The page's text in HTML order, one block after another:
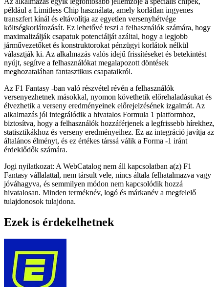
például a Limitless Chip használata, amely korlátlan ingyenes
transzfert kínál és eltávolítja az egyetlen versenyhétvége
költségkorlátozását. Ez lehetővé teszi a felhasználók számára, hogy
maximalizálják csapatuk potenciálját azáltal, hogy a legjobb
járművezetőket és konstruktorokat pénzügyi korlátok nélkül
választják ki. Az alkalmazás valós idejű frissítéseket és betekintést
nyújt, segítve a felhasználókat megalapozott döntések
meghozatalában fantasztikus csapataikról.
Az F1 Fantasy -ban való részvétel révén a felhasználók
versenyezhetnek másokkal, nyomon követhetik előrehaladásukat és
élvezhetik a verseny eredményeinek előrejelzésének izgalmát. Az
alkalmazás jól integrálódik a hivatalos Formula 1 platformhoz,
biztosítva, hogy a felhasználók hozzáférjenek a legfrissebb hírekhez,
statisztikákhoz és verseny eredményeihez. Ez az integráció javítja az
általános élményt, és ez értékes társsá válik a Forma -1 iránt
érdeklődők számára.
Jogi nyilatkozat: A WebCatalog nem áll kapcsolatban a(z) F1
Fantasy vállalattal, nem társult vele, nincs általa felhatalmazva vagy
jóváhagyva, és semmilyen módon nem kapcsolódik hozzá
hivatalosan. Minden terméknév, logó és márkanév a megfelelő
tulajdonosok tulajdona.
Ezek is érdekelhetnek